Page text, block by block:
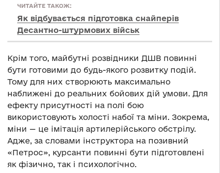
ЧИТАЙТЕ ТАКОЖ:
Як відбувається підготовка снайперів
Десантно-штурмових військ
Крім того, майбутні розвідники ДШВ повинні
бути готовими до будь-якого розвитку подій.
Тому для них створюють максимально
наближені до реальних бойових дій умови. Для
ефекту присутності на полі бою
використовують холості набої та міни. Зокрема,
міни — це імітація артилерійського обстрілу.
Адже, за словами інструктора на позивний
«Петрос», курсанти повинні бути підготовлені
як фізично, так і психологічно.